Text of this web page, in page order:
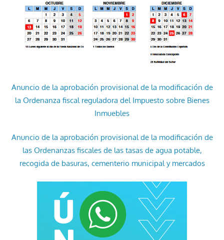
Anuncio de la aprobación provisional de la modificación de
la Ordenanza fiscal reguladora del Impuesto sobre Bienes
Inmuebles
Anuncio de la aprobación provisional de la modificación de
las Ordenanzas fiscales de las tasas de agua potable,
recogida de basuras, cementerio municipal y mercados